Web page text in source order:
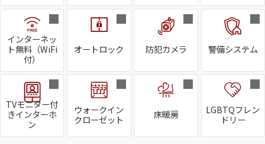
インターネッ
ト無料（WiFi
付）
オートロック 防犯カメラ 警備システム
TVモニター付
きインターホ
ン
ウォークイン
クローゼット
床暖房
LGBTQフレン
ドリー